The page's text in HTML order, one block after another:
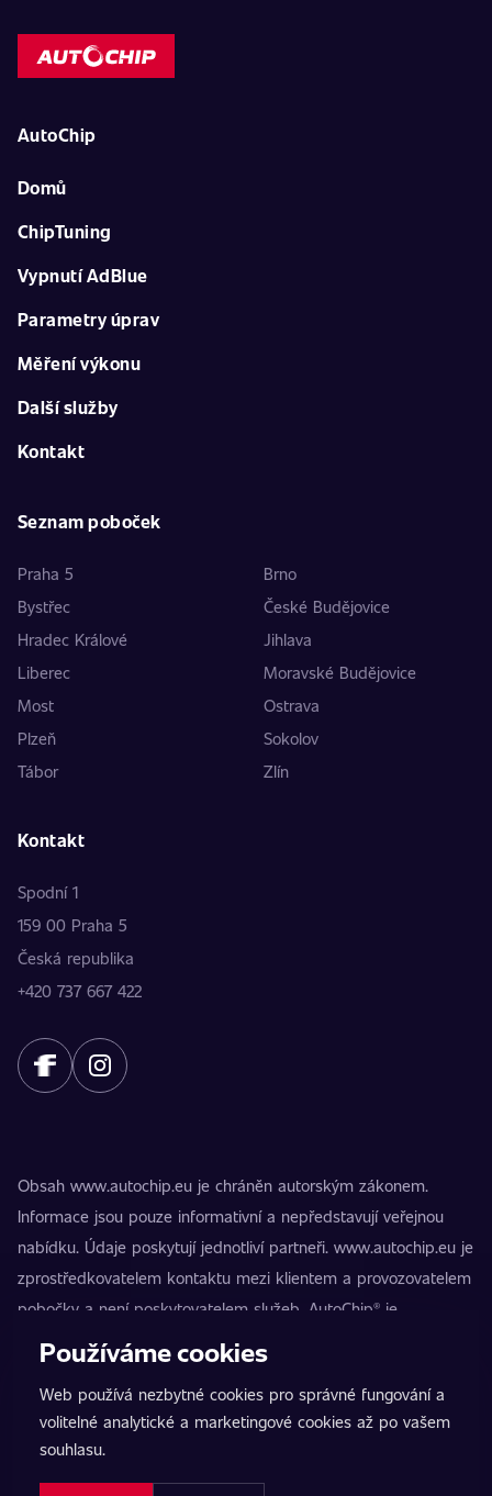
AutoChip
Domů
ChipTuning
Vypnutí AdBlue
Parametry úprav
Měření výkonu
Další služby
Kontakt
Seznam poboček
Praha 5
Brno
Bystřec
České Budějovice
Hradec Králové
Jihlava
Liberec
Moravské Budějovice
Most
Ostrava
Plzeň
Sokolov
Tábor
Zlín
Kontakt
Spodní 1
159 00 Praha 5
Česká republika
+420 737 667 422
Obsah www.autochip.eu je chráněn autorským zákonem.
Informace jsou pouze informativní a nepředstavují veřejnou
nabídku. Údaje poskytují jednotliví partneři. www.autochip.eu je
zprostředkovatelem kontaktu mezi klientem a provozovatelem
pobočky a není poskytovatelem služeb. AutoChip® je
registrovaná ochranná známka Petra Kučery. Úpravy, které
nezpůsobilosti vozidla k provozu na pozemních komunikacích.
Přesné informace poskytuje vždy konkrétní provozovatel
pobočky.
Používáme cookies
Web používá nezbytné cookies pro správné fungování a
volitelné analytické a marketingové cookies až po vašem
souhlasu.